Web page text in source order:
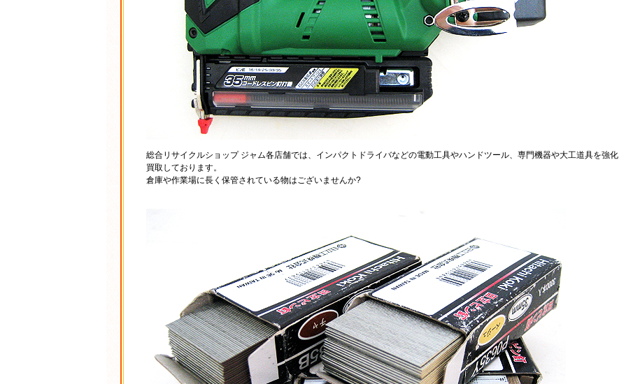
総合リサイクルショップ ジャム各店舗では、インパクトドライバなどの電動工具やハンドツール、専門機器や大工道具を強化
買取しております。
倉庫や作業場に長く保管されている物はございませんか?